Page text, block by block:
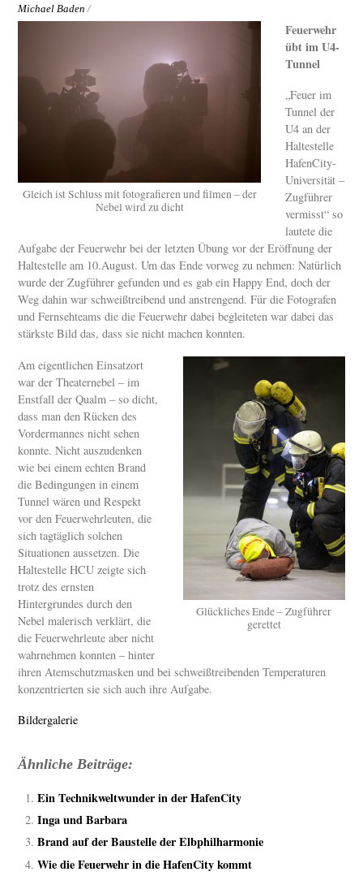
Michael Baden /
Gleich ist Schluss mit fotografieren und filmen – der
Nebel wird zu dicht
Feuerwehr
übt im U4-
Tunnel
„Feuer im
Tunnel der
U4 an der
Haltestelle
HafenCity-
Universität –
Zugführer
vermisst“ so
lautete die
Aufgabe der Feuerwehr bei der letzten Übung vor der Eröffnung der
Haltestelle am 10.August. Um das Ende vorweg zu nehmen: Natürlich
wurde der Zugführer gefunden und es gab ein Happy End, doch der
Weg dahin war schweißtreibend und anstrengend. Für die Fotografen
und Fernsehteams die die Feuerwehr dabei begleiteten war dabei das
stärkste Bild das, dass sie nicht machen konnten.
Glückliches Ende – Zugführer
gerettet
Am eigentlichen Einsatzort
war der Theaternebel – im
Enstfall der Qualm – so dicht,
dass man den Rücken des
Vordermannes nicht sehen
konnte. Nicht auszudenken
wie bei einem echten Brand
die Bedingungen in einem
Tunnel wären und Respekt
vor den Feuerwehrleuten, die
sich tagtäglich solchen
Situationen aussetzen. Die
Haltestelle HCU zeigte sich
trotz des ernsten
Hintergrundes durch den
Nebel malerisch verklärt, die
die Feuerwehrleute aber nicht
wahrnehmen konnten – hinter
ihren Atemschutzmasken und bei schweißtreibenden Temperaturen
konzentrierten sie sich auch ihre Aufgabe.
Bildergalerie
Ähnliche Beiträge:
Ein Technikweltwunder in der HafenCity
Inga und Barbara
Brand auf der Baustelle der Elbphilharmonie
Wie die Feuerwehr in die HafenCity kommt